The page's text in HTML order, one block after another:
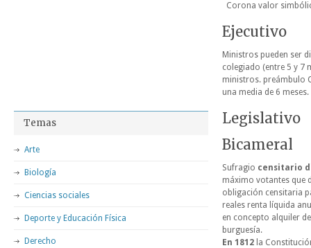
Corona valor
Ejecutivo
Ministros pueden ser
colegiado (entre 5 y 7
ministros. preámbulo
una media de 6 meses.
Legislativo
Bicameral
Sufragio censitario
máximo votantes que
obligación censitaria
reales renta líquida
en concepto alquiler
burguesía.
En 1812 la
Temas
Arte
Biología
Ciencias sociales
Deporte y Educación Física
Derecho